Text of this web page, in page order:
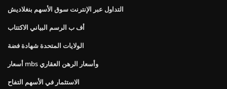
التداول عبر الإنترنت سوق الأسهم بنغلاديش
أف ب الرسم البياني الاكتتاب
الولايات المتحدة شهادة فضة
أسعار mbs وأسعار الرهن العقاري
الاستثمار في الأسهم التفاح